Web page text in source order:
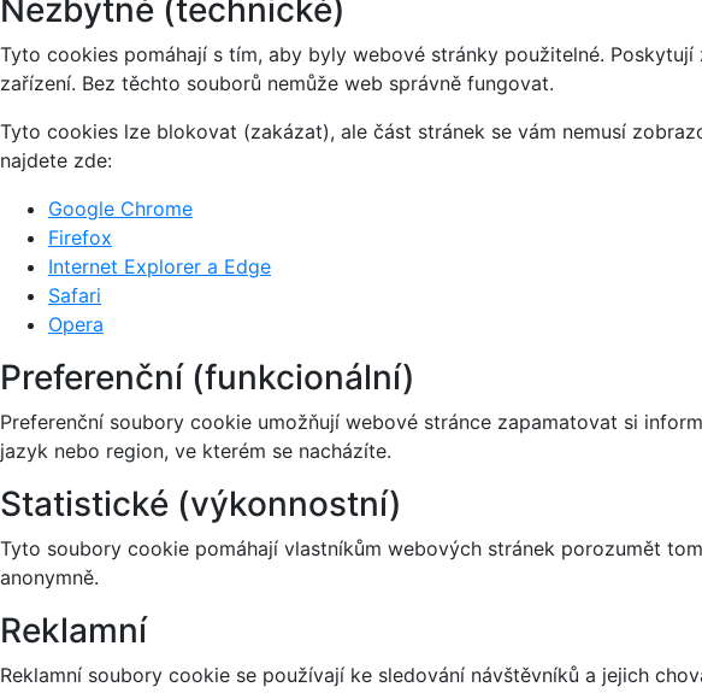
Nezbytné (technické)
Tyto cookies pomáhají s tím, aby byly webové stránky použitelné.
zařízení. Bez těchto souborů nemůže web správně fungovat.
Tyto cookies lze blokovat (zakázat), ale část stránek se vám nemusí
najdete zde:
Google Chrome
Firefox
Internet Explorer a Edge
Safari
Opera
Preferenční (funkcionální)
Preferenční soubory cookie umožňují webové stránce zapamatovat si
jazyk nebo region, ve kterém se nacházíte.
Statistické (výkonnostní)
Tyto soubory cookie pomáhají vlastníkům webových stránek porozumět
anonymně.
Reklamní
Reklamní soubory cookie se používají ke sledování návštěvníků a jejich